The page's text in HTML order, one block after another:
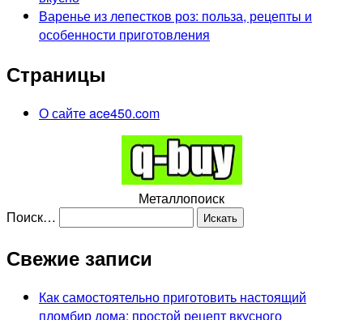
Варенье из лепестков роз: польза, рецепты и
особенности приготовления
Страницы
О сайте ace450.com
Металлопоиск
Поиск…
Свежие записи
Как самостоятельно приготовить настоящий
пломбир дома: простой рецепт вкусного